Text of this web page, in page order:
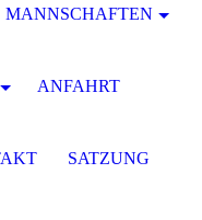
MANNSCHAFTEN
ANFAHRT
SATZUNG